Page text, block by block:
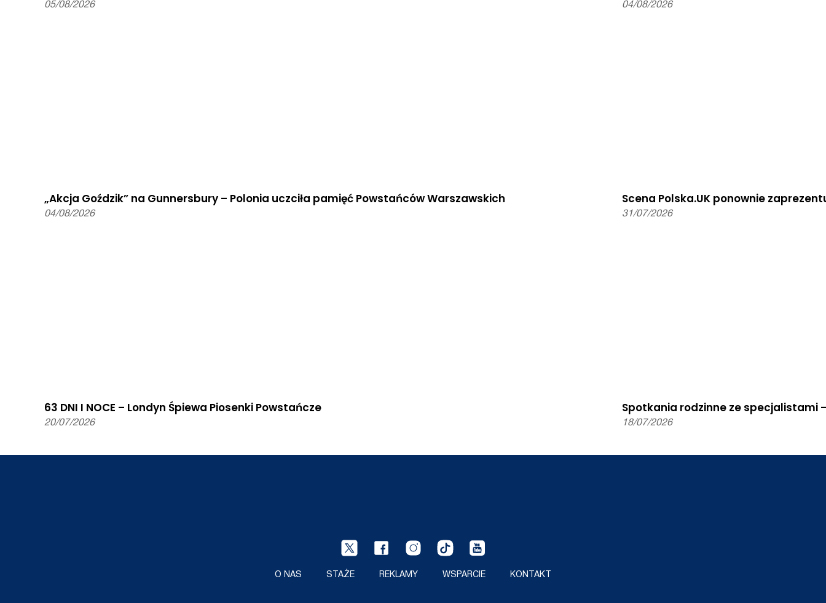
05/08/2026 04/08/2026
„Akcja Goździk” na Gunnersbury – Polonia uczciła pamięć Powstańców Warszawskich
04/08/2026
Scena Polska.UK ponownie
31/07/2026
63 DNI I NOCE – Londyn Śpiewa Piosenki Powstańcze
20/07/2026
Spotkania rodzinne ze specjalistami
18/07/2026
O NAS STAŻE REKLAMY WSPARCIE KONTAKT